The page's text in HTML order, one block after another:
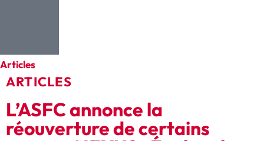
Articles
ARTICLES
L’ASFC annonce la
réouverture de certains